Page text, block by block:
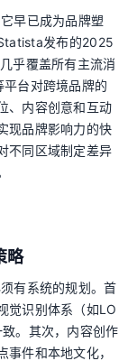
早已成为品牌塑
发布的2025
乎覆盖所有主流消
台对跨境品牌的
、内容创意和互动
现品牌影响力的快
不同区域制定差异
略
有系统的规划。首
觉识别体系（如LO
。其次，内容创作
件和本地文化，